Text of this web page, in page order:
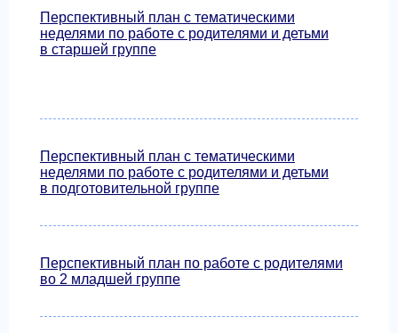
Перспективный план с тематическими
неделями по работе с родителями и детьми
в старшей группе
Перспективный план с тематическими
неделями по работе с родителями и детьми
в подготовительной группе
Перспективный план по работе с родителями
во 2 младшей группе